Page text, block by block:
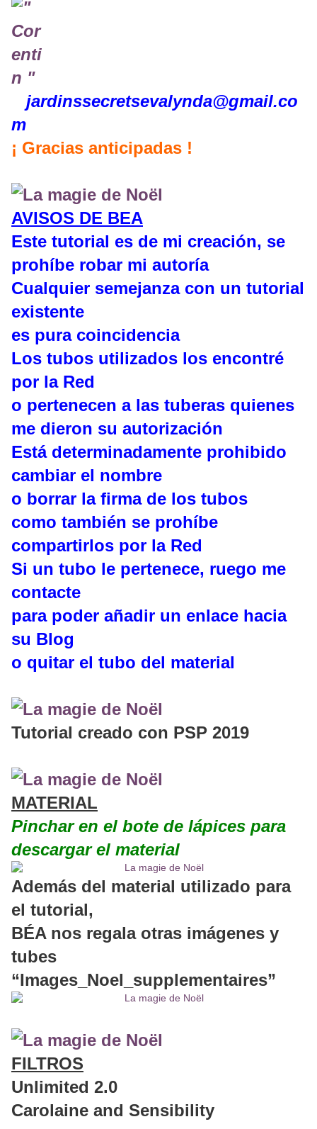
jardinssecretsevalynda@gmail.co
m
¡ Gracias anticipadas !
AVISOS DE BEA
Este tutorial es de mi creación, se
prohíbe robar mi autoría
Cualquier semejanza con un tutorial
existente
es pura coincidencia
Los tubos utilizados los encontré
por la Red
o pertenecen a las tuberas quienes
me dieron su autorización
Está determinadamente prohibido
cambiar el nombre
o borrar la firma de los tubos
como también se prohíbe
compartirlos por la Red
Si un tubo le pertenece, ruego me
contacte
para poder añadir un enlace hacia
su Blog
o quitar el tubo del material
Tutorial creado con PSP 2019
MATERIAL
Pinchar en el bote de lápices para
descargar el material
Además del material utilizado para
el tutorial,
BÉA nos regala otras imágenes y
tubes
“Images_Noel_supplementaires”
FILTROS
Unlimited 2.0
Carolaine and Sensibility